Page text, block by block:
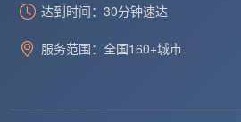
达到时间：30分钟速达
服务范围：全国160+城市